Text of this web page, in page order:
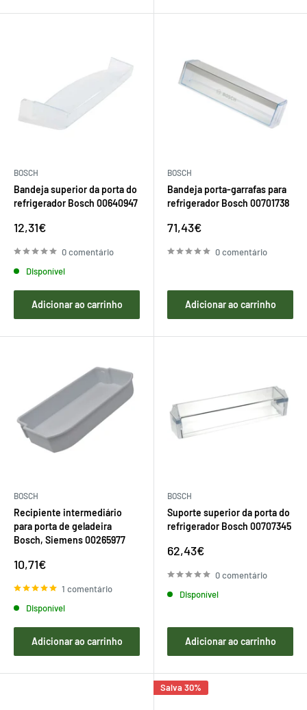
BOSCH
Bandeja superior da porta do
refrigerador Bosch 00640947
Preço
venda
12,31€
0 comentário
Disponível
Adicionar ao carrinho
BOSCH
Bandeja porta-garrafas para
refrigerador Bosch 00701738
Preço
venda
71,43€
0 comentário
Adicionar ao carrinho
BOSCH
Recipiente intermediário
para porta de geladeira
Bosch, Siemens 00265977
Preço
venda
10,71€
1 comentário
Disponível
Adicionar ao carrinho
BOSCH
Suporte superior da porta do
refrigerador Bosch 00707345
Preço
venda
62,43€
0 comentário
Disponível
Adicionar ao carrinho
Salva 30%